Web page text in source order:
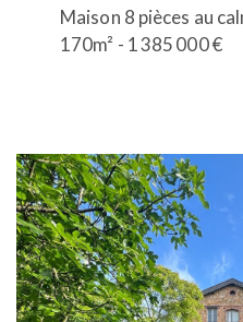
Maison 8 pièces au
170m² - 1 385 000 €